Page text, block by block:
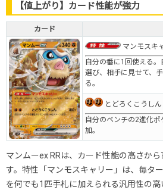
【値上がり】カード性能が強力
カード
マンモスキ
自分の番に1回使える
選び、相手に見せて、
る。
とどろくこうしん
自分のベンチの2進化
加。
マンムーex RRは、カード性能の高さか
す。特性「マンモスキャリー」は、毎タ
を何でも1匹手札に加えられる汎用性の高